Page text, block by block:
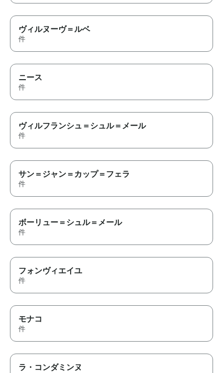
ヴィルヌーヴ＝ルベ
件
ニース
件
ヴィルフランシュ＝シュル＝メール
件
サン＝ジャン＝カップ＝フェラ
件
ボーリュー＝シュル＝メール
件
フォンヴィエイユ
件
モナコ
件
ラ・コンダミンヌ